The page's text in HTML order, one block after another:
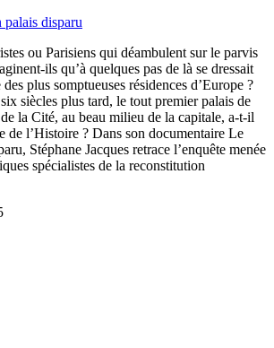
palais disparu
ou Parisiens qui déambulent sur le parvis
ils qu’à quelques pas de là se dressait
plus somptueuses résidences d’Europe ?
siècles plus tard, le tout premier palais de
la Cité, au beau milieu de la capitale, a-t-il
de l’Histoire ? Dans son documentaire Le
Stéphane Jacques retrace l’enquête menée
spécialistes de la reconstitution